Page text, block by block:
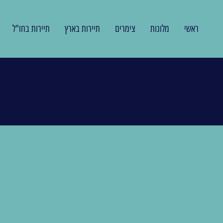
ראשי מלונות צימרים תיירות בארץ תיירות בחו"ל